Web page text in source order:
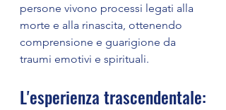
persone vivono processi legati alla
morte e alla rinascita, ottenendo
comprensione e guarigione da
traumi emotivi e spirituali.
L'esperienza trascendentale: